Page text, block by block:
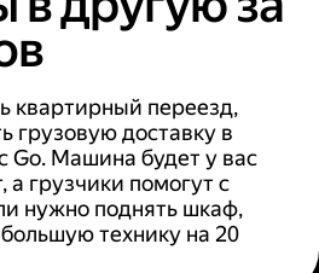
квартирный переезд,
грузовую доставку в
Go. Машина будет у вас
грузчики помогут с
нужно поднять шкаф,
технику на 20